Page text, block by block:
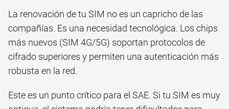
La renovación de tu SIM no es un capricho de las
compañías. Es una necesidad tecnológica. Los chips
más nuevos (SIM 4G/5G) soportan protocolos de
cifrado superiores y permiten una autenticación más
robusta en la red.
Este es un punto crítico para el SAE. Si tu SIM es muy